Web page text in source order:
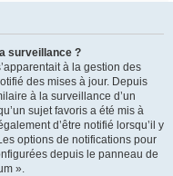
surveillance ?
à la gestion des
des mises à jour. Depuis
à la surveillance d’un
sujet favoris a été mis à
d’être notifié lorsqu’il y
options de notifications pour
depuis le panneau de
».